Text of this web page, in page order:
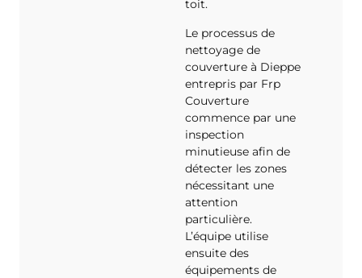
toit.
Le processus de
nettoyage de
couverture à Dieppe
entrepris par Frp
Couverture
commence par une
inspection
minutieuse afin de
détecter les zones
nécessitant une
attention
particulière.
L’équipe utilise
ensuite des
équipements de